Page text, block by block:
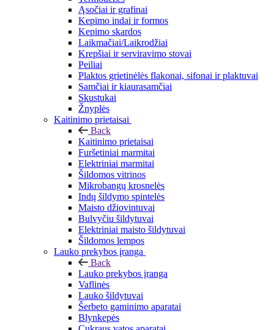
Ąsočiai ir grafinai
Kepimo indai ir formos
Kepimo skardos
Laikmačiai/Laikrodžiai
Krepšiai ir serviravimo stovai
Peiliai
Plaktos grietinėlės flakonai, sifonai ir plaktuvai
Samčiai ir kiaurasamčiai
Skustukai
Žnyplės
Kaitinimo prietaisai
Back
Kaitinimo prietaisai
Furšetiniai marmitai
Elektriniai marmitai
Šildomos vitrinos
Mikrobangų krosnelės
Indų šildymo spintelės
Maisto džiovintuvai
Bulvyčiu šildytuvai
Elektriniai maisto šildytuvai
Šildomos lempos
Lauko prekybos įranga
Back
Lauko prekybos įranga
Vaflinės
Lauko šildytuvai
Šerbeto gaminimo aparatai
Blynkepės